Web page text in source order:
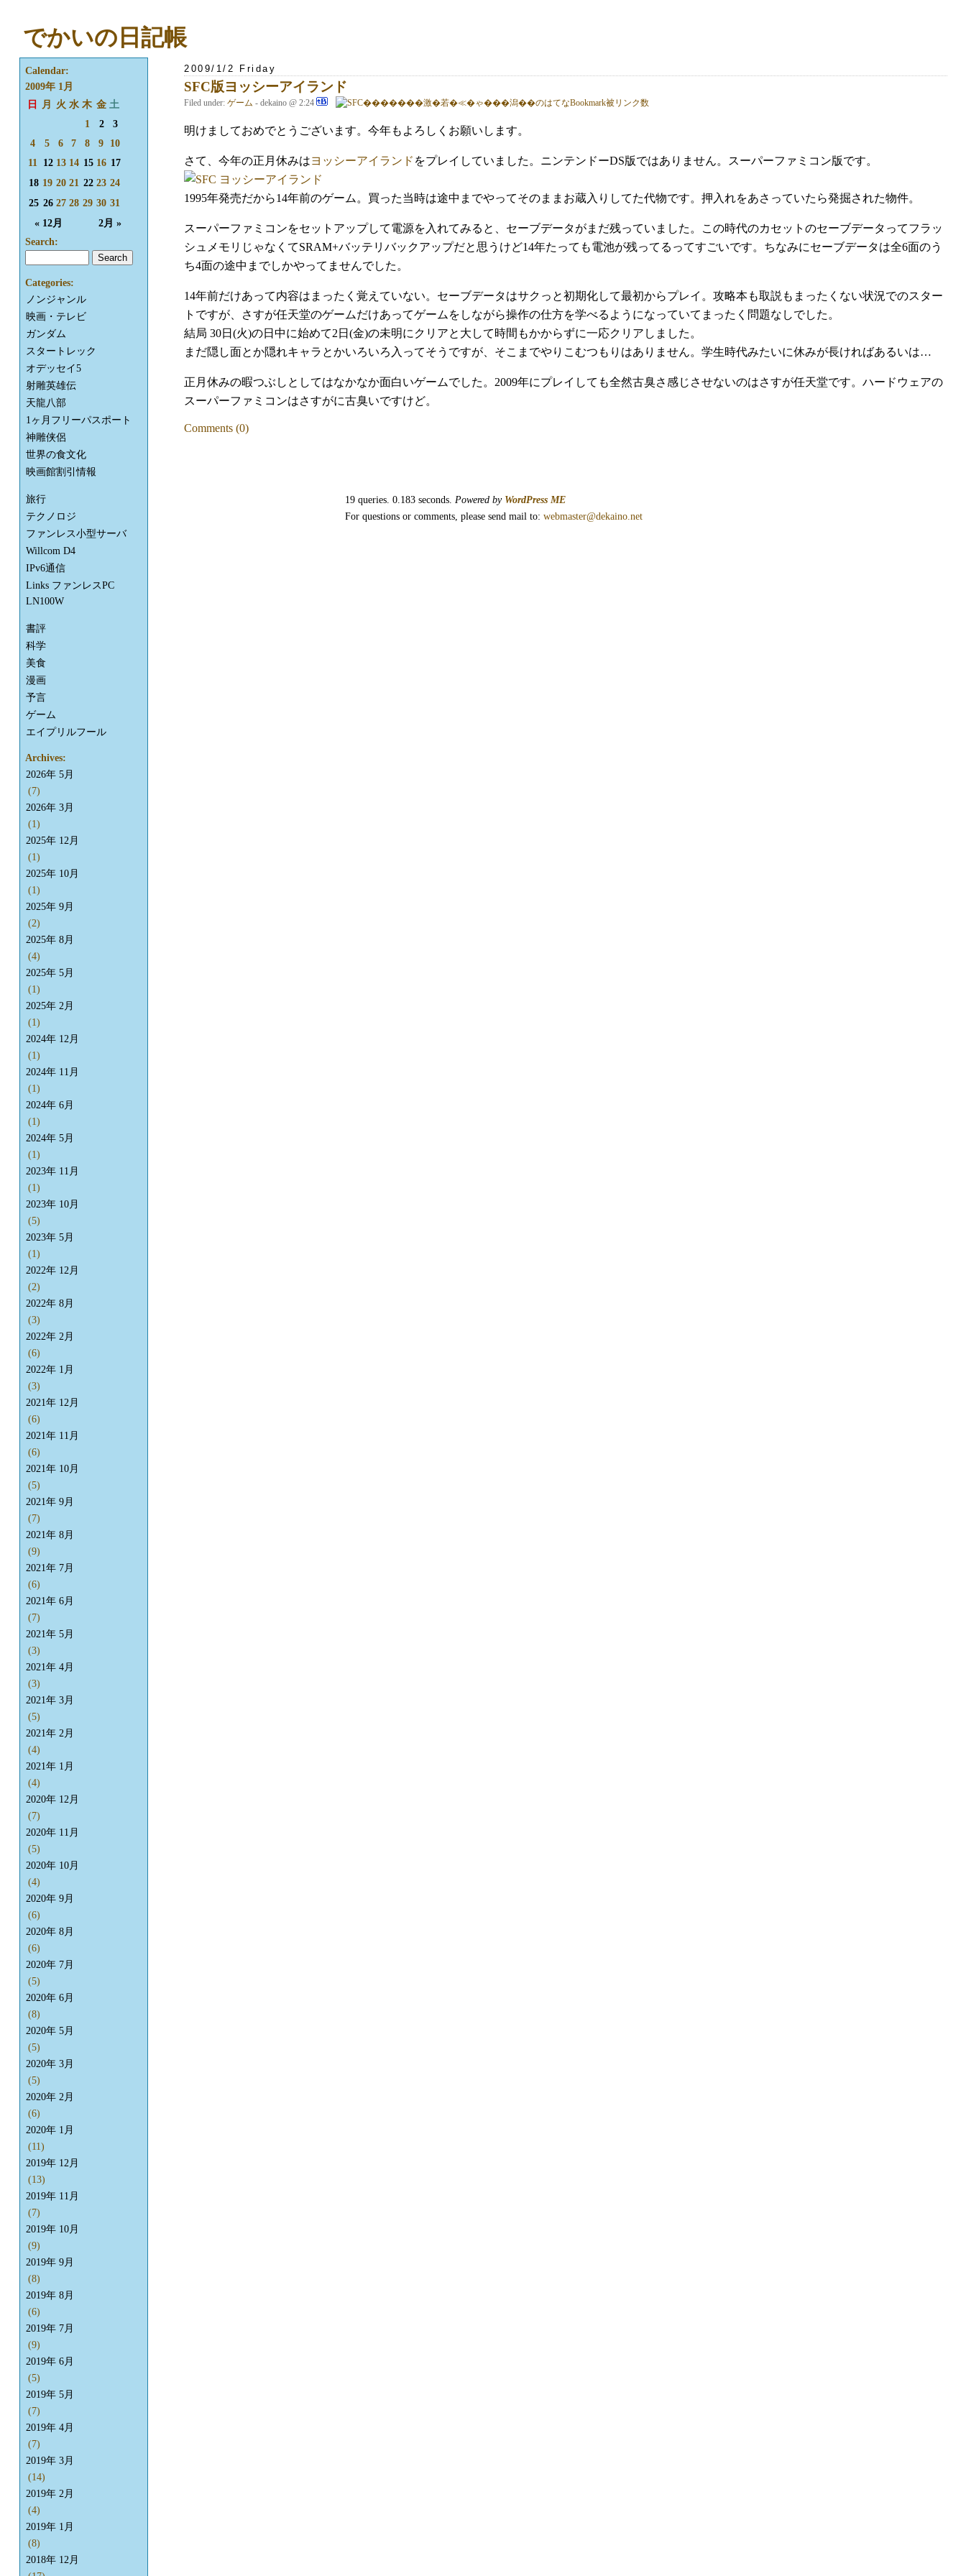
でかいの日記帳
2009/1/2 Friday
SFC版ヨッシーアイランド
Filed under: ゲーム - dekaino @ 2:24
明けましておめでとうございます。今年もよろしくお願いします。
さて、今年の正月休みはヨッシーアイランド をプレイしていました。ニンテンドーDS版ではありません。スーパーファミコン版です。
1995年発売だから14年前のゲーム。買った当時は途中までやってそのままお蔵入りしてた代物です。押入れをあさっていたら発掘された物件。
スーパーファミコンをセットアップして電源を入れてみると、セーブデータがまだ残っていました。この時代のカセットのセーブデータってフラッ
シュメモリじゃなくてSRAM+バッテリバックアップだと思うけど14年たっても電池が残ってるってすごいです。ちなみにセーブデータは全6面のう
ち4面の途中までしかやってませんでした。
14年前だけあって内容はまったく覚えていない。セーブデータはサクっと初期化して最初からプレイ。攻略本も取説もまったくない状況でのスター
トですが、さすが任天堂のゲームだけあってゲームをしながら操作の仕方を学べるようになっていてまったく問題なしでした。
結局 30日(火)の日中に始めて2日(金)の未明にクリアと大して時間もかからずに一応クリアしました。
まだ隠し面とか隠れキャラとかいろいろ入ってそうですが、そこまでやりこむつもりはありません。学生時代みたいに休みが長ければあるいは…
正月休みの暇つぶしとしてはなかなか面白いゲームでした。2009年にプレイしても全然古臭さ感じさせないのはさすが任天堂です。ハードウェアの
スーパーファミコンはさすがに古臭いですけど。
Comments (0)
Calendar:
2009年 1月
日
月 火 水 木 金 土
« 12月 2月 »
1 2
3
4
5 6 7 8 9
10
11
12 13 14 15 16 17
18 19 20 21 22 23 24
25 26 27 28 29 30 31
Search:
Categories:
ノンジャンル
映画・テレビ
ガンダム
スタートレック
オデッセイ5
射雕英雄伝
天龍八部
1ヶ月フリーパスポート
神雕侠侶
世界の食文化
映画館割引情報
旅行
テクノロジ
ファンレス小型サーバ
Willcom D4
IPv6通信
Links ファンレスPC
LN100W
書評
科学
美食
漫画
予言
ゲーム
エイプリルフール
Archives:
2026年 5月
(7)
2026年 3月
(1)
2025年 12月
(1)
2025年 10月
(1)
2025年 9月
(2)
2025年 8月
(4)
2025年 5月
(1)
2025年 2月
(1)
2024年 12月
(1)
2024年 11月
(1)
2024年 6月
(1)
2024年 5月
(1)
2023年 11月
(1)
2023年 10月
(5)
2023年 5月
(1)
2022年 12月
(2)
2022年 8月
(3)
2022年 2月
(6)
2022年 1月
(3)
2021年 12月
(6)
2021年 11月
(6)
2021年 10月
(5)
2021年 9月
(7)
2021年 8月
(9)
2021年 7月
(6)
2021年 6月
(7)
2021年 5月
(3)
2021年 4月
(3)
2021年 3月
(5)
2021年 2月
(4)
2021年 1月
(4)
2020年 12月
(7)
2020年 11月
(5)
2020年 10月
(4)
2020年 9月
(6)
2020年 8月
(6)
2020年 7月
(5)
2020年 6月
(8)
2020年 5月
(5)
2020年 3月
(5)
2020年 2月
(6)
2020年 1月
(11)
2019年 12月
(13)
2019年 11月
(7)
2019年 10月
(9)
2019年 9月
(8)
2019年 8月
(6)
2019年 7月
(9)
2019年 6月
(5)
2019年 5月
(7)
2019年 4月
(7)
2019年 3月
(14)
2019年 2月
(4)
2019年 1月
(8)
2018年 12月
19 queries. 0.183 seconds. Powered by WordPress ME
For questions or comments, please send mail to: webmaster@dekaino.net